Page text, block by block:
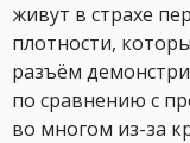
живут в страхе
плотности,
разъём
по сравнению с
во многом из-за